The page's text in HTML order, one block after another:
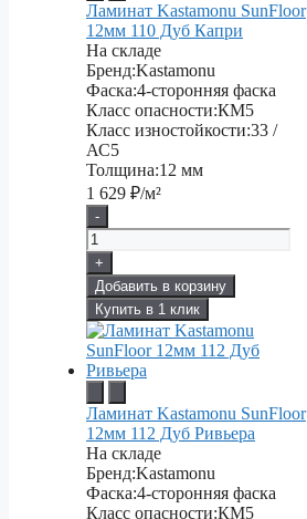
Ламинат Kastamonu SunFloor
12мм 110 Дуб Капри
На складе
Бренд:Kastamonu
Фаска:4-сторонняя фаска
Класс опасности:КМ5
Класс изностойкости:33 /
АС5
Толщина:12 мм
1 629 ₽/м²
-
+
Добавить в корзину
Купить в 1 клик
Ламинат Kastamonu SunFloor
12мм 112 Дуб Ривьера
На складе
Бренд:Kastamonu
Фаска:4-сторонняя фаска
Класс опасности:КМ5